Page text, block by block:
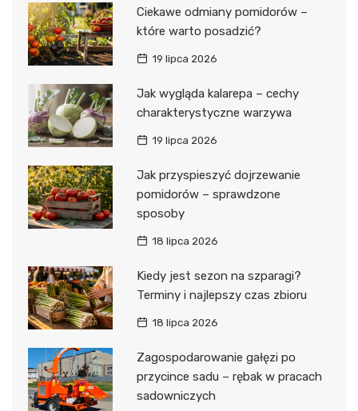
Ciekawe odmiany pomidorów –
które warto posadzić?
19 lipca 2026
Jak wygląda kalarepa – cechy
charakterystyczne warzywa
19 lipca 2026
Jak przyspieszyć dojrzewanie
pomidorów – sprawdzone
sposoby
18 lipca 2026
Kiedy jest sezon na szparagi?
Terminy i najlepszy czas zbioru
18 lipca 2026
Zagospodarowanie gałęzi po
przycince sadu – rębak w pracach
sadowniczych